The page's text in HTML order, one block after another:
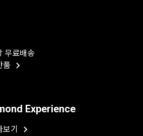
무료배송
품
Experience
기